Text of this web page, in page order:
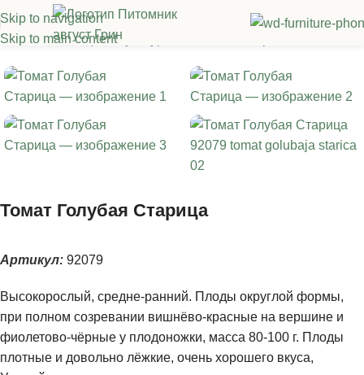
Skip to navigation
Skip to main content
/Семена овощных культур
Томат Голубая Старица
Артикул: 92079
Высокорослый, средне-ранний. Плоды округлой формы,
при полном созревании вишнёво-красные на вершине и
фиолетово-чёрные у плодоножки, масса 80-100 г. Плоды
плотные и довольно лёжкие, очень хорошего вкуса,